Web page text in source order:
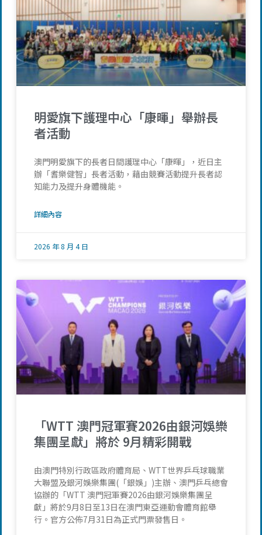
明愛旗下護理中心「康暉」舉辦長
者活動
澳門明愛旗下的長者日間護理中心「康暉」，近日主
辦「耆樂健智」長者活動，藉由競賽活動提升長者認
知能力及提升身體機能。
詳細內容
2026 年 8 月 4 日
「WTT 澳門冠軍賽2026由銀河娛樂
集團呈獻」將於 9月精彩開戰
由澳門特別行政區政府體育局、WTT世界乒乓球職業
大聯盟及銀河娛樂集團(「銀娛」)主辦、澳門乒乓總會
協辦的「WTT 澳門冠軍賽2026由銀河娛樂集團呈
獻」將於9月8日至13日在澳門東亞運動會體育館舉
行。官方公佈7月31日為正式門票發售日。